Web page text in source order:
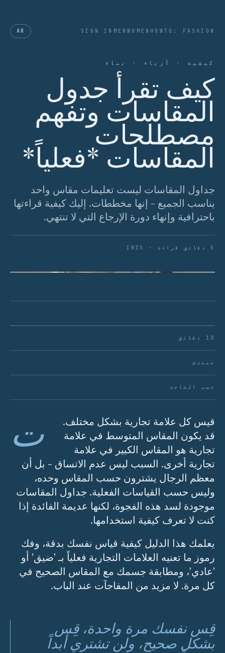
HOWTO: FASHION
WOMEN
MEN
SIGN IN
AR
كيفية · أزياء · بناء
كيف تقرأ جدول
المقاسات وتفهم
مصطلحات
المقاسات *فعلياً*
جداول المقاسات ليست تعليمات مقاس واحد
يناسب الجميع - إنها مخططات. إليك كيفية قراءتها
باحترافية وإنهاء دورة الإرجاع التي لا تنتهي.
5 دقائق قراءة · IRIS
10 دقائق
مبتدئ
حسب الحاجة
ت
قيس كل علامة تجارية بشكل مختلف.
قد يكون المقاس المتوسط في علامة
تجارية هو المقاس الكبير في علامة
تجارية أخرى. السبب ليس عدم الاتساق - بل أن
معظم الرجال يشترون حسب المقاس وحده،
وليس حسب القياسات الفعلية. جداول المقاسات
موجودة لسد هذه الفجوة، لكنها عديمة الفائدة إذا
كنت لا تعرف كيفية استخدامها.
يعلمك هذا الدليل كيفية قياس نفسك بدقة، وفك
رموز ما تعنيه العلامات التجارية فعلياً بـ 'ضيق' أو
'عادي'، ومطابقة جسمك مع المقاس الصحيح في
كل مرة. لا مزيد من المفاجآت عند الباب.
قِس نفسك مرة واحدة، قِس
بشكل صحيح، ولن تشتري أبداً